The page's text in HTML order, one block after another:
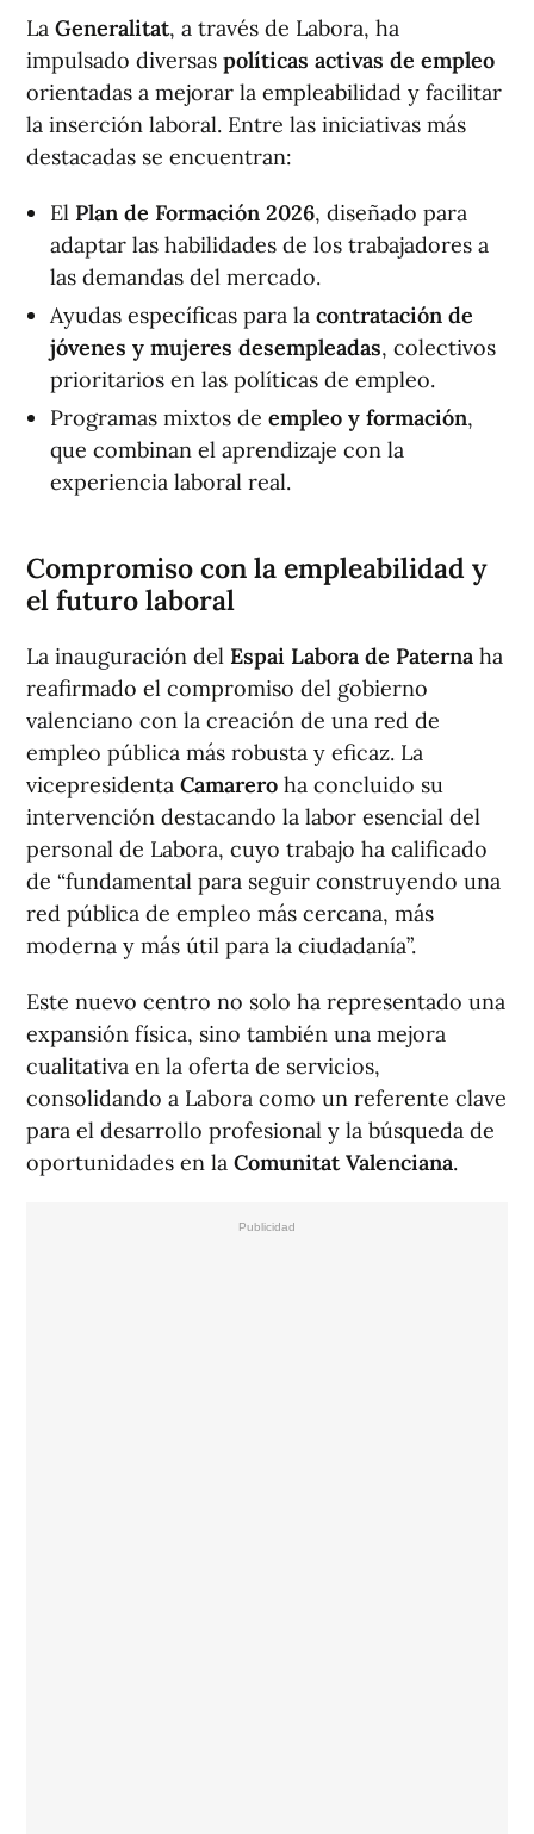
La Generalitat, a través de Labora, ha
impulsado diversas políticas activas de empleo
orientadas a mejorar la empleabilidad y facilitar
la inserción laboral. Entre las iniciativas más
destacadas se encuentran:
El Plan de Formación 2026, diseñado para
adaptar las habilidades de los trabajadores a
las demandas del mercado.
Ayudas específicas para la contratación de
jóvenes y mujeres desempleadas, colectivos
prioritarios en las políticas de empleo.
Programas mixtos de empleo y formación,
que combinan el aprendizaje con la
experiencia laboral real.
Compromiso con la empleabilidad y
el futuro laboral
La inauguración del Espai Labora de Paterna ha
reafirmado el compromiso del gobierno
valenciano con la creación de una red de
empleo pública más robusta y eficaz. La
vicepresidenta Camarero ha concluido su
intervención destacando la labor esencial del
personal de Labora, cuyo trabajo ha calificado
de “fundamental para seguir construyendo una
red pública de empleo más cercana, más
moderna y más útil para la ciudadanía”.
Este nuevo centro no solo ha representado una
expansión física, sino también una mejora
cualitativa en la oferta de servicios,
consolidando a Labora como un referente clave
para el desarrollo profesional y la búsqueda de
oportunidades en la Comunitat Valenciana.